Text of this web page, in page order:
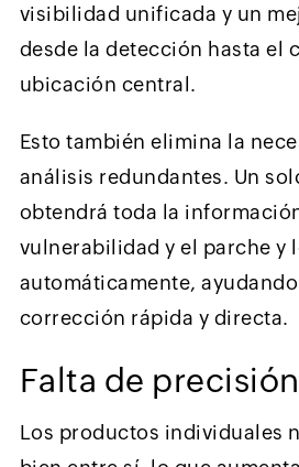
visibilidad unificada y un
desde la detección hasta el
ubicación central.
Esto también elimina la
análisis redundantes. Un
obtendrá toda la
vulnerabilidad y el parche y
automáticamente,
corrección rápida y directa.
Falta de precisión
Los productos individuales